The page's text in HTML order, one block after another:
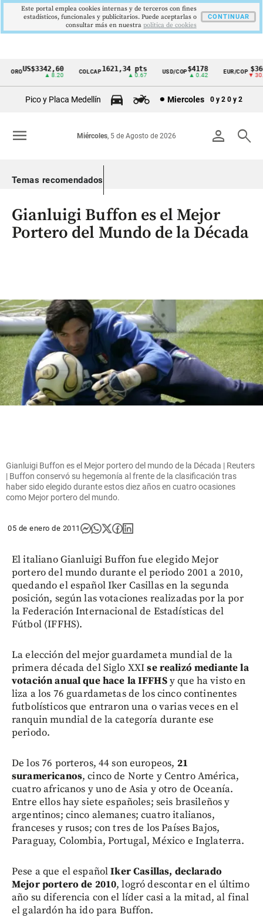
Cintillo
Colombia
OROUS$3342,60
▲ 8.20
COLCAP1621,34 pts
▲ 0.67
USD/COP$4178
▲ 0.42
EUR/COP $3697
▼ 30.00
Pico y Placa Medellín Miercoles 0 y 2 0 y 2
person search
Miércoles, 5 de Agosto de 2026
menu
Temas recomendados
Gianluigi Buffon es el Mejor
Portero del Mundo de la Década
Gianluigi Buffon es el Mejor portero del mundo de la Década | Reuters
| Buffon conservó su hegemonía al frente de la clasificación tras
haber sido elegido durante estos diez años en cuatro ocasiones
como Mejor portero del mundo.
05 de enero de 2011
El italiano Gianluigi Buffon fue elegido Mejor
portero del mundo durante el periodo 2001 a 2010,
quedando el español Iker Casillas en la segunda
posición, según las votaciones realizadas por la por
la Federación Internacional de Estadísticas del
Fútbol (IFFHS).
La elección del mejor guardameta mundial de la
primera década del Siglo XXIse realizó mediante la
votación anual que hace la IFFHSy que ha visto en
liza a los 76 guardametas de los cinco continentes
futbolísticos que entraron una o varias veces en el
ranquin mundial de la categoría durante ese
periodo.
De los 76 porteros, 44 son europeos, 21
suramericanos, cinco de Norte y Centro América,
cuatro africanos y uno de Asia y otro de Oceanía.
Entre ellos hay siete españoles; seis brasileños y
argentinos; cinco alemanes; cuatro italianos,
franceses y rusos; con tres de los Países Bajos,
Paraguay, Colombia, Portugal, México e Inglaterra.
Pese a que el españolIker Casillas, declarado
Mejor portero de 2010, logró descontar en el último
año su diferencia con el líder casi a la mitad, al final
el galardón ha ido para Buffon.
Este portal emplea cookies internas y de terceros con fines
estadísticos, funcionales y publicitarios. Puede aceptarlas o
consultar más en nuestra politica de cookies
CONTINUAR